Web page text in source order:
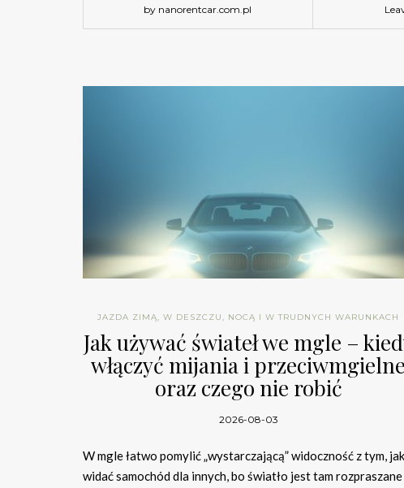
by nanorentcar.com.pl
JAZDA ZIMĄ, W DESZCZU, NOCĄ I W TRUDNYCH WARUNKACH
Jak używać świateł we mgle –
włączyć mijania i przeciwmgielne
oraz czego nie robić
2026-08-03
W mgle łatwo pomylić „wystarczającą” widoczność z tym, jak
widać samochód dla innych, bo światło jest tam